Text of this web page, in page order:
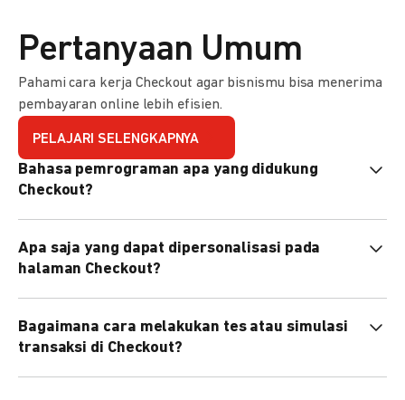
Pertanyaan Umum
Pahami cara kerja Checkout agar bisnismu bisa menerima
pembayaran online lebih efisien.
PELAJARI SELENGKAPNYA
Bahasa pemrograman apa yang didukung
Checkout?
PHP, Node.js, Go, dll).
Apa saja yang dapat dipersonalisasi pada
halaman Checkout?
preferensi bahasa, dan urutan metode pembayaran sesuai
kebutuhan brand Anda.
Bagaimana cara melakukan tes atau simulasi
transaksi di Checkout?